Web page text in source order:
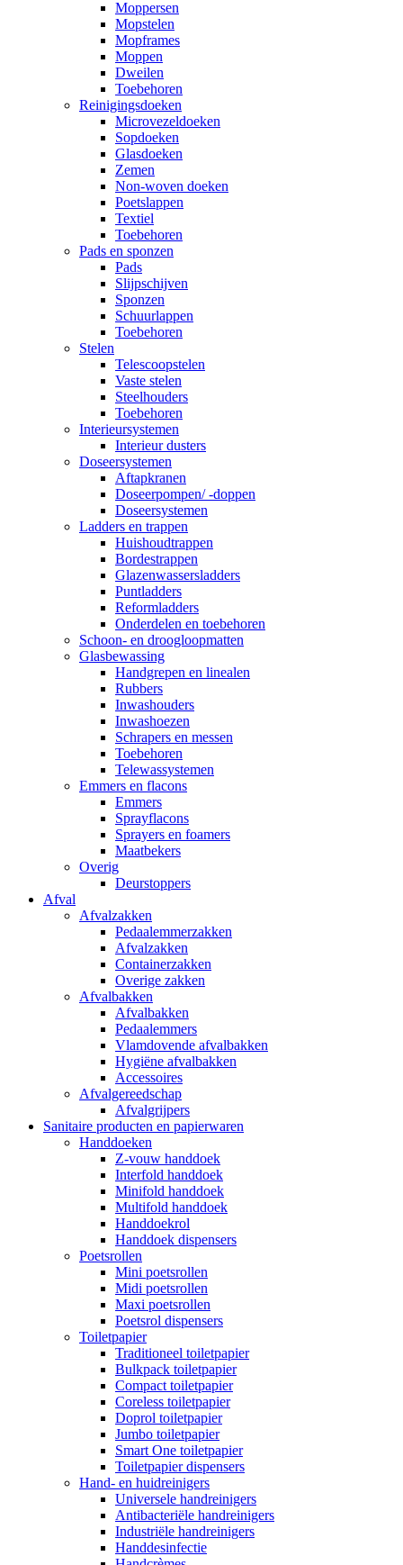
Moppersen
Mopstelen
Mopframes
Moppen
Dweilen
Toebehoren
Reinigingsdoeken
Microvezeldoeken
Sopdoeken
Glasdoeken
Zemen
Non-woven doeken
Poetslappen
Textiel
Toebehoren
Pads en sponzen
Pads
Slijpschijven
Sponzen
Schuurlappen
Toebehoren
Stelen
Telescoopstelen
Vaste stelen
Steelhouders
Toebehoren
Interieursystemen
Interieur dusters
Doseersystemen
Aftapkranen
Doseerpompen/ -doppen
Doseersystemen
Ladders en trappen
Huishoudtrappen
Bordestrappen
Glazenwassersladders
Puntladders
Reformladders
Onderdelen en toebehoren
Schoon- en droogloopmatten
Glasbewassing
Handgrepen en linealen
Rubbers
Inwashouders
Inwashoezen
Schrapers en messen
Toebehoren
Telewassystemen
Emmers en flacons
Emmers
Sprayflacons
Sprayers en foamers
Maatbekers
Overig
Deurstoppers
Afval
Afvalzakken
Pedaalemmerzakken
Afvalzakken
Containerzakken
Overige zakken
Afvalbakken
Afvalbakken
Pedaalemmers
Vlamdovende afvalbakken
Hygiëne afvalbakken
Accessoires
Afvalgereedschap
Afvalgrijpers
Sanitaire producten en papierwaren
Handdoeken
Z-vouw handdoek
Interfold handdoek
Minifold handdoek
Multifold handdoek
Handdoekrol
Handdoek dispensers
Poetsrollen
Mini poetsrollen
Midi poetsrollen
Maxi poetsrollen
Poetsrol dispensers
Toiletpapier
Traditioneel toiletpapier
Bulkpack toiletpapier
Compact toiletpapier
Coreless toiletpapier
Doprol toiletpapier
Jumbo toiletpapier
Smart One toiletpapier
Toiletpapier dispensers
Hand- en huidreinigers
Universele handreinigers
Antibacteriële handreinigers
Industriële handreinigers
Handdesinfectie